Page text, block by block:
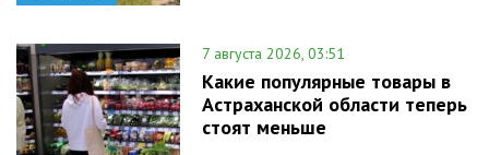
7 августа 2026, 03:51
Какие популярные товары в
Астраханской области теперь
стоят меньше